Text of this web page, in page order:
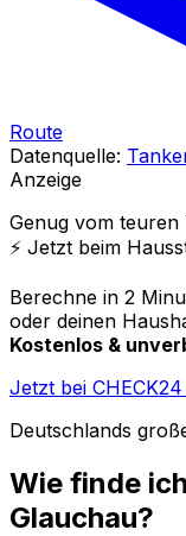
Route
Datenquelle:
Anzeige
Genug vom teuren
⚡️ Jetzt beim
Berechne in 2
oder deinen
Kostenlos &
Jetzt bei
Deutschlands
Wie finde
Glauchau?